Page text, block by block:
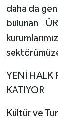
daha da
bulunan
YENİ HALK
KATIYOR
Kültür ve